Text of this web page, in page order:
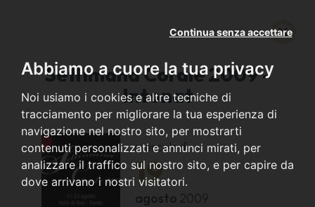
Abbiamo a cuore la tua privacy
Noi usiamo i cookies e altre tecniche di
tracciamento per migliorare la tua esperienza di
navigazione nel nostro sito, per mostrarti
contenuti personalizzati e annunci mirati, per
analizzare il traffico sul nostro sito, e per capire da
dove arrivano i nostri visitatori.
Continua senza accettare
Settimana Corale 2009 -
Intonat
mercoledì
19
agosto 2009